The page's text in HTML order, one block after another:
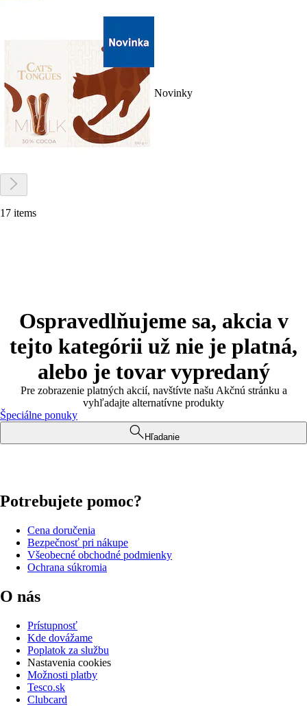
Novinky
17 items
Ospravedlňujeme sa, akcia v
tejto kategórii už nie je platná,
alebo je tovar vypredaný
Pre zobrazenie platných akcií, navštívte našu Akčnú stránku a
vyhľadajte alternatívne produkty
Špeciálne ponuky
Hľadanie
Potrebujete pomoc?
Cena doručenia
Bezpečnosť pri nákupe
Všeobecné obchodné podmienky
Ochrana súkromia
O nás
Prístupnosť
Kde dovážame
Poplatok za službu
Nastavenia cookies
Možnosti platby
Tesco.sk
Clubcard